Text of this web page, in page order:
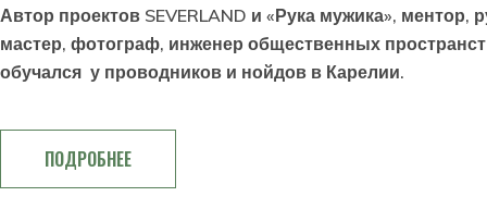
Автор проектов SEVERLAND и «Рука мужика»,
мастер, фотограф, инженер общественных
обучался у проводников и нойдов в Карелии.
ПОДРОБНЕЕ